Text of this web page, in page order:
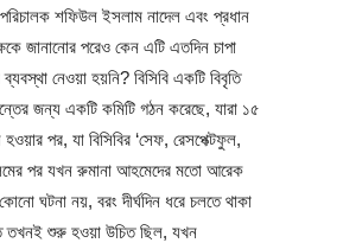
পরিচালক শফিউল ইসলাম নাদেল এবং প্রধান
জানানোর পরেও কেন এটি এতদিন চাপা
নেওয়া হয়নি? বিসিবি একটি বিবৃতি
জন্য একটি কমিটি গঠন করেছে, যারা ১৫
পর, যা বিসিবির ‘সেফ, রেসপেক্টফুল,
পর যখন রুমানা আহমেদের মতো আরেক
ঘটনা নয়, বরং দীর্ঘদিন ধরে চলতে থাকা
তখনই শুরু হওয়া উচিত ছিল, যখন